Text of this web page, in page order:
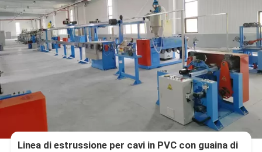
Linea di estrussione per cavi in PVC con guaina di